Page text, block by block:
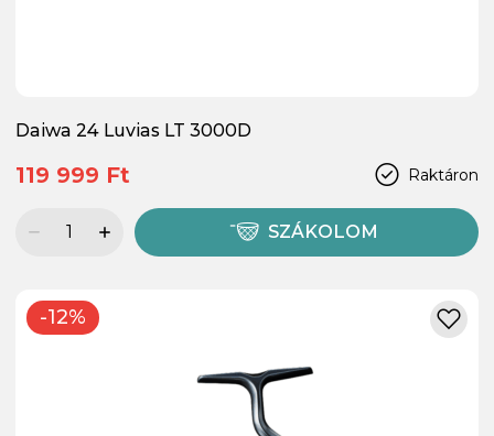
Daiwa 24 Luvias LT 3000D
Raktáron
119 999 Ft
SZÁKOLOM
-12%